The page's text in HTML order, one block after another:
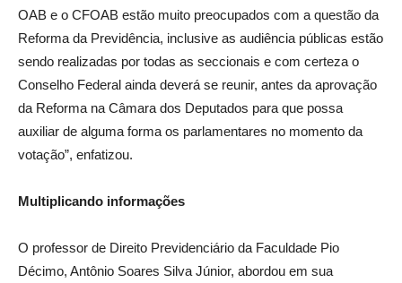
OAB e o CFOAB estão muito preocupados com a questão da
Reforma da Previdência, inclusive as audiência públicas estão
sendo realizadas por todas as seccionais e com certeza o
Conselho Federal ainda deverá se reunir, antes da aprovação
da Reforma na Câmara dos Deputados para que possa
auxiliar de alguma forma os parlamentares no momento da
votação”, enfatizou.
Multiplicando informações
O professor de Direito Previdenciário da Faculdade Pio
Décimo, Antônio Soares Silva Júnior, abordou em sua